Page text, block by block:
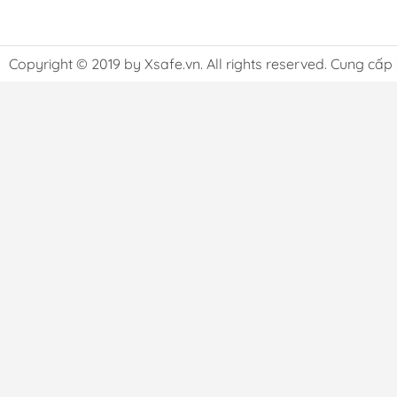
Copyright © 2019 by Xsafe.vn. All rights reserved. Cung cấp